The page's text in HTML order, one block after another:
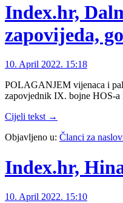
Index.hr,
zapovijeda,
10. April 2022. 15:18
POLAGANJEM vijenaca i
zapovjednik IX. bojne HOS-
Cijeli tekst →
Objavljeno u: Članci za
Index.hr,
10. April 2022. 15:10